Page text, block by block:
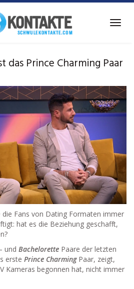
das Prince Charming Paar
die Fans von Dating Formaten immer
hat es die Beziehung geschafft,
und Bachelorette Paare der letzten
erste Prince CharmingPaar, zeigt,
Kameras begonnen hat, nicht immer